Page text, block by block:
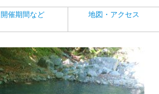
開催期間など 地図・アクセス